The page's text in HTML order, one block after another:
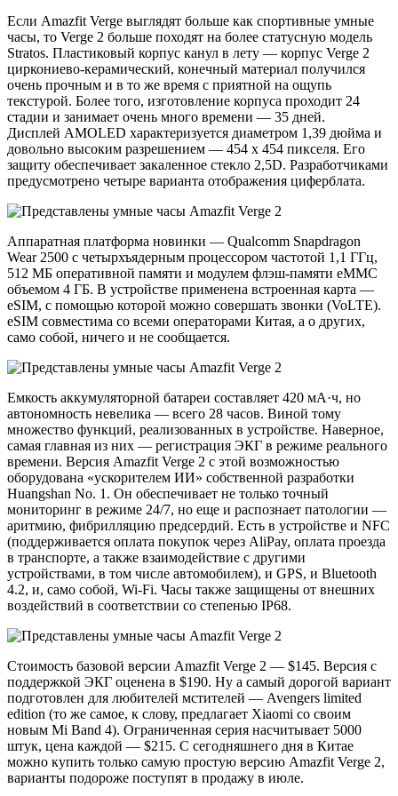
Если Amazfit Verge выглядят больше как спортивные умные
часы, то Verge 2 больше походят на более статусную модель
Stratos. Пластиковый корпус канул в лету — корпус Verge 2
циркониево-керамический, конечный материал получился
очень прочным и в то же время с приятной на ощупь
текстурой. Более того, изготовление корпуса проходит 24
стадии и занимает очень много времени — 35 дней.
Дисплей AMOLED характеризуется диаметром 1,39 дюйма и
довольно высоким разрешением — 454 х 454 пикселя. Его
защиту обеспечивает закаленное стекло 2,5D. Разработчиками
предусмотрено четыре варианта отображения циферблата.
Аппаратная платформа новинки — Qualcomm Snapdragon
Wear 2500 с четырхъядерным процессором частотой 1,1 ГГц,
512 МБ оперативной памяти и модулем флэш-памяти eMMC
объемом 4 ГБ. В устройстве применена встроенная карта —
eSIM, с помощью которой можно совершать звонки (VoLTE).
eSIM совместима со всеми операторами Китая, а о других,
само собой, ничего и не сообщается.
Емкость аккумуляторной батареи составляет 420 мА·ч, но
автономность невелика — всего 28 часов. Виной тому
множество функций, реализованных в устройстве. Наверное,
самая главная из них — регистрация ЭКГ в режиме реального
времени. Версия Amazfit Verge 2 с этой возможностью
оборудована «ускорителем ИИ» собственной разработки
Huangshan No. 1. Он обеспечивает не только точный
мониторинг в режиме 24/7, но еще и распознает патологии —
аритмию, фибрилляцию предсердий. Есть в устройстве и NFC
(поддерживается оплата покупок через AliPay, оплата проезда
в транспорте, а также взаимодействие с другими
устройствами, в том числе автомобилем), и GPS, и Bluetooth
4.2, и, само собой, Wi-Fi. Часы также защищены от внешних
воздействий в соответствии со степенью IP68.
Стоимость базовой версии Amazfit Verge 2 — $145. Версия с
поддержкой ЭКГ оценена в $190. Ну а самый дорогой вариант
подготовлен для любителей мстителей — Avengers limited
edition (то же самое, к слову, предлагает Xiaomi со своим
новым Mi Band 4). Ограниченная серия насчитывает 5000
штук, цена каждой — $215. С сегодняшнего дня в Китае
можно купить только самую простую версию Amazfit Verge 2,
варианты подороже поступят в продажу в июле.